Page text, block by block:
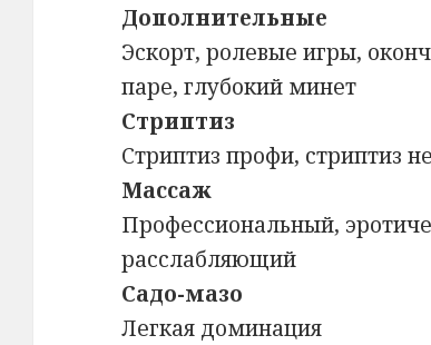
Дополнительные
Эскорт, ролевые игры,
паре, глубокий минет
Стриптиз
Стриптиз профи, стриптиз
Массаж
Профессиональный,
расслабляющий
Садо-мазо
Легкая доминация